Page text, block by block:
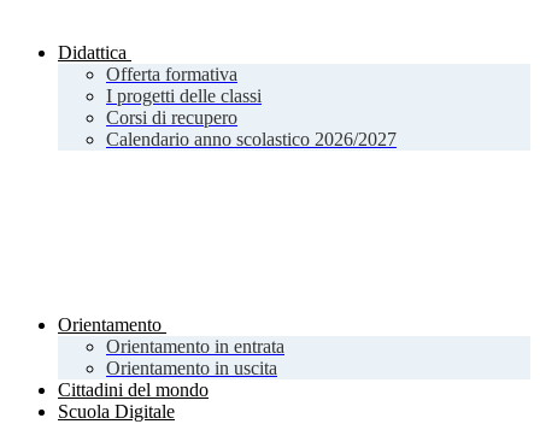
Didattica
Offerta formativa
I progetti delle classi
Corsi di recupero
Calendario anno scolastico 2026/2027
Orientamento
Orientamento in entrata
Orientamento in uscita
Cittadini del mondo
Scuola Digitale